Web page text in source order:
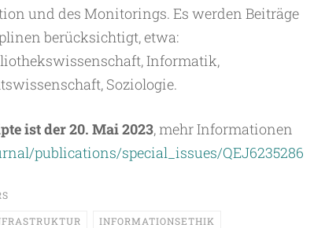
und des Monitorings. Es werden Beiträge
berücksichtigt, etwa:
Informatik,
Soziologie.
ist der 20. Mai 2023, mehr Informationen
publications/special_issues/QEJ6235286
INFORMATIONSETHIK